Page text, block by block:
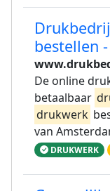
bestellen
De online
betaalbaar
drukwerk
van
DRUKWERK